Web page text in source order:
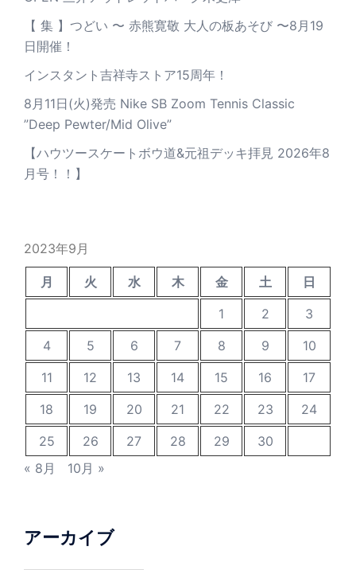
【 集 】つどい 〜 赤熊寛敬 大人の板あそび 〜8月19
日開催！
インスタント吉祥寺ストア15周年！
8月11日(火)発売 Nike SB Zoom Tennis Classic
”Deep Pewter/Mid Olive”
【ハウツースケートボウ道&元祖デッキ拝見 2026年8
月号！！】
2023年9月
月 火 水 木 金 土
日
1
2
3
4
5 6 7 8 9
10
11
12 13 14 15 16
17
18
19 20 21 22 23
24
25
26 27 28 29
30
« 8月
10月 »
アーカイブ